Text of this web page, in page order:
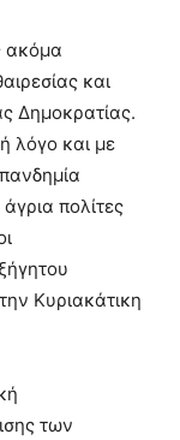
ακόμα
και
Δημοκρατίας.
λόγο και με
πολίτες
Κυριακάτικη
των